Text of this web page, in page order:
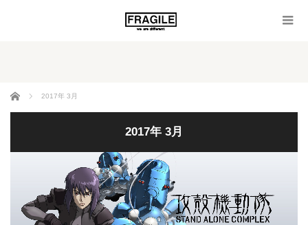
ホーム 2017年 3月
2017年 3月